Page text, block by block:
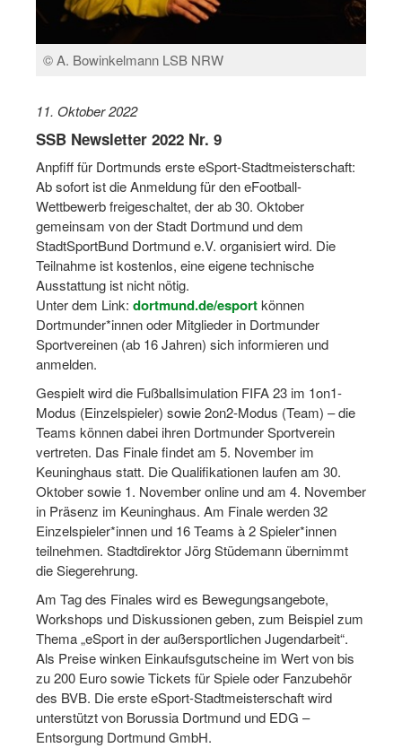
Qualifizierung im Vereinsmanagement
Fachtag Bildung braucht Bewegung
Anmeldeformular / Anmeldebedingungen
Projekte
Open Sports Day
Dortmund lernt Schwimmen
Mädchen in Mannschaftssportarten
Bewegungszwerge
Bewegungskindergarten
Mini-Sportabzeichen
Sportgutschein 4.0
SportartCheck
Sport im Ganztag
Sport vor Ort
Integration durch Sport
NRW bewegt seine KINDER!
Bewegt zu Hause
Bewegt ÄLTER werden in NRW!
Bewegt GESUND bleiben in NRW!
© A. Bowinkelmann LSB NRW
11. Oktober 2022
SSB Newsletter 2022 Nr. 9
Anpfiff für Dortmunds erste eSport-Stadtmeisterschaft:
Ab sofort ist die Anmeldung für den eFootball-
Wettbewerb freigeschaltet, der ab 30. Oktober
gemeinsam von der Stadt Dortmund und dem
StadtSportBund Dortmund e.V. organisiert wird. Die
Teilnahme ist kostenlos, eine eigene technische
Ausstattung ist nicht nötig.
Unter dem Link: dortmund.de/esportkönnen
Dortmunder*innen oder Mitglieder in Dortmunder
Sportvereinen (ab 16 Jahren) sich informieren und
anmelden.
Gespielt wird die Fußballsimulation FIFA 23 im 1on1-
Modus (Einzelspieler) sowie 2on2-Modus (Team) – die
Teams können dabei ihren Dortmunder Sportverein
vertreten. Das Finale findet am 5. November im
Keuninghaus statt. Die Qualifikationen laufen am 30.
Oktober sowie 1. November online und am 4. November
in Präsenz im Keuninghaus. Am Finale werden 32
Einzelspieler*innen und 16 Teams à 2 Spieler*innen
teilnehmen. Stadtdirektor Jörg Stüdemann übernimmt
die Siegerehrung.
Am Tag des Finales wird es Bewegungsangebote,
Workshops und Diskussionen geben, zum Beispiel zum
Thema „eSport in der außersportlichen Jugendarbeit“.
Als Preise winken Einkaufsgutscheine im Wert von bis
zu 200 Euro sowie Tickets für Spiele oder Fanzubehör
des BVB. Die erste eSport-Stadtmeisterschaft wird
unterstützt von Borussia Dortmund und EDG –
Entsorgung Dortmund GmbH.